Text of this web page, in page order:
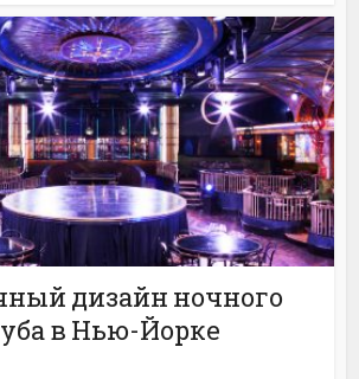
дизайн ночного
в Нью-Йорке